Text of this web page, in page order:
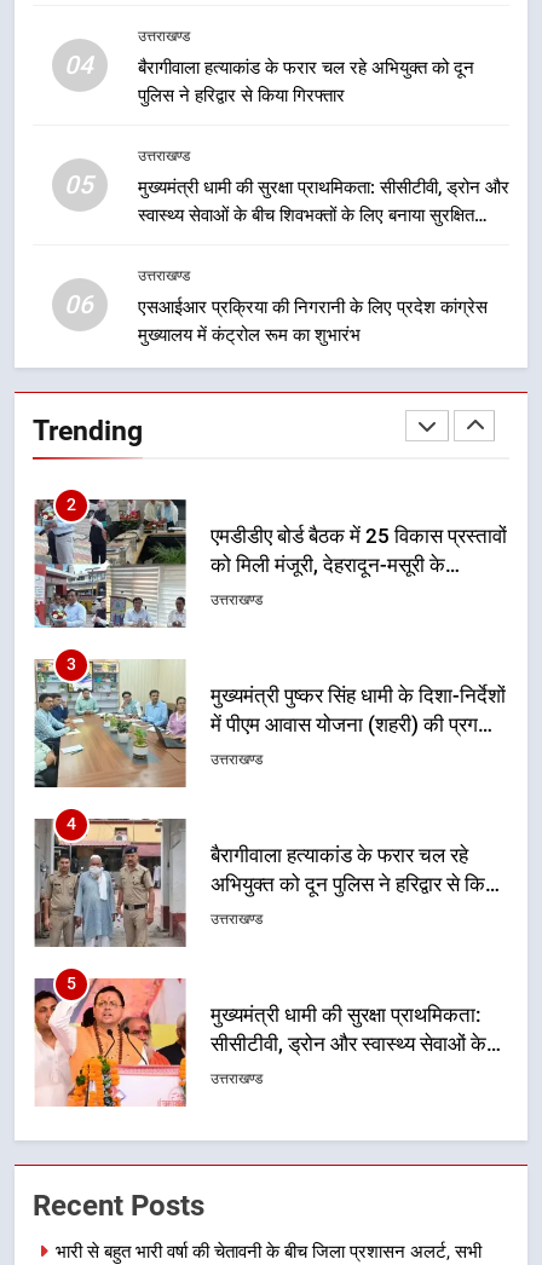
04
उत्तराखण्ड
बैरागीवाला हत्याकांड के फरार चल रहे अभियुक्त को दून
पुलिस ने हरिद्वार से किया गिरफ्तार
05
उत्तराखण्ड
मुख्यमंत्री धामी की सुरक्षा प्राथमिकता: सीसीटीवी, ड्रोन और
स्वास्थ्य सेवाओं के बीच शिवभक्तों के लिए बनाया सुरक्षित
06
उत्तराखण्ड
एसआईआर प्रक्रिया की निगरानी के लिए प्रदेश कांग्रेस
मुख्यालय में कंट्रोल रूम का शुभारंभ
Trending
सड़क सुरक्षा पर डीएम का सख्त एक्शन,
ब्लैक स्पॉट होंगे सुरक्षित, हर माह होगी
8
महाराज की राजस्थान के मुख्यमंत्री से
जिला प्रशासन अलर्ट, सभी विभागों को हाई
2
एमडीडीए बोर्ड बैठक में 25 विकास प्रस्तावों
को मिली मंजूरी, देहरादून-मसूरी के
नियोजित विकास को मिलेगी रफ्तार
उत्तराखण्ड
3
मुख्यमंत्री पुष्कर सिंह धामी के दिशा-निर्देशों
में पीएम आवास योजना (शहरी) की प्रगति
की हुई समीक्षा
उत्तराखण्ड
4
बैरागीवाला हत्याकांड के फरार चल रहे
अभियुक्त को दून पुलिस ने हरिद्वार से किया
गिरफ्तार
उत्तराखण्ड
5
मुख्यमंत्री धामी की सुरक्षा प्राथमिकता:
सीसीटीवी, ड्रोन और स्वास्थ्य सेवाओं के
बीच शिवभक्तों के लिए बनाया सुरक्षित
उत्तराखण्ड
6
उत्तराखण्ड
Recent Posts
भारी से बहुत भारी वर्षा की चेतावनी के बीच जिला प्रशासन अलर्ट, सभी